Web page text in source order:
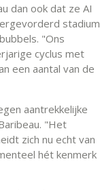
dan ook dat ze AI
stadium
"Ons
cyclus met
een aantal van de
aantrekkelijke
"Het
zich nu echt van
hét kenmerk